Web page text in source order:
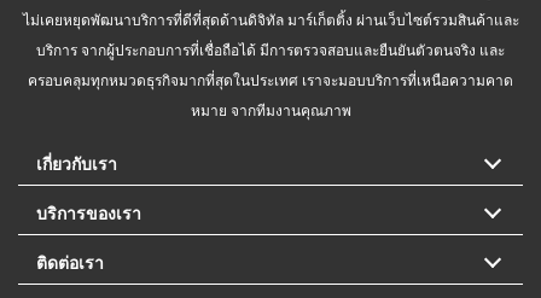
ไม่เคยหยุดพัฒนาบริการที่ดีที่สุดด้านดิจิทัล มาร์เก็ตติ้ง ผ่านเว็บไซต์รวมสินค้าและ
บริการ จากผู้ประกอบการที่เชื่อถือได้ มีการตรวจสอบและยืนยันตัวตนจริง และ
ครอบคลุมทุกหมวดธุรกิจมากที่สุดในประเทศ เราจะมอบบริการที่เหนือความคาด
หมาย จากทีมงานคุณภาพ
เกี่ยวกับเรา
บริการของเรา
ติดต่อเรา